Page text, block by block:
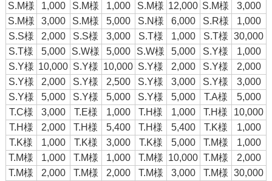
S.M様
1,000 S.M様 1,000 S.M様 12,000 S.M様
3,000
S.M様
3,000 S.M様 5,000 S.N様 6,000 S.R様
1,000
S.S様
2,000 S.S様 3,000 S.T様 1,000 S.T様
30,000
S.T様
5,000 S.W様 5,000 S.W様 5,000 S.Y様
1,000
S.Y様 10,000 S.Y様 10,000 S.Y様 2,000 S.Y様
2,000
S.Y様
2,000 S.Y様 2,500 S.Y様 3,000 S.Y様
3,000
S.Y様
5,000 S.Y様 5,000 S.Y様 5,000 T.A様
5,000
T.C様
3,000 T.E様 1,000 T.H様 1,000 T.H様
10,000
T.H様
2,000 T.H様 5,400 T.H様 5,400 T.K様
1,000
T.K様
1,000 T.K様 3,000 T.K様 5,000 T.M様
1,000
T.M様
1,000 T.M様 1,000 T.M様 10,000 T.M様
2,000
T.M様
2,000 T.M様 2,000 T.M様 3,000 T.M様 30,000